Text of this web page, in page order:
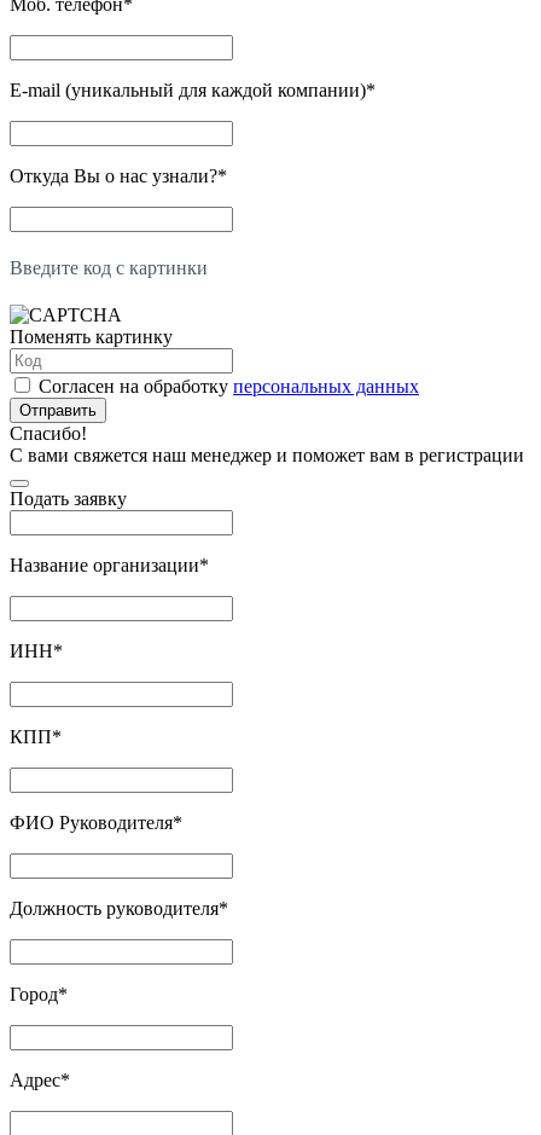
E-mail (уникальный для каждой компании)*
Откуда Вы о нас узнали?*
Введите код с картинки
Поменять картинку
Согласен на обработку персональных данных
Отправить
Спасибо!
С вами свяжется наш менеджер и поможет вам в регистрации
Подать заявку
Название организации*
ИНН*
КПП*
ФИО Руководителя*
Должность руководителя*
Город*
Адрес*